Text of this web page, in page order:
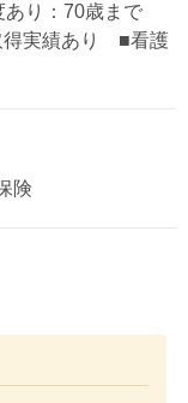
り：70歳まで
得実績あり ■看護
険